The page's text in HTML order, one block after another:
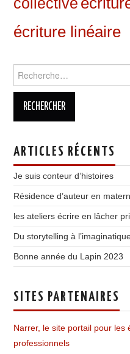
collective
écriture linéaire
ARTICLES RÉCENTS
Je suis conteur d’histoires
Résidence d’auteur en
les ateliers écrire en lâcher
Du storytelling à
Bonne année du Lapin 2023
SITES PARTENAIRES
Narrer, le site portail pour les
professionnels